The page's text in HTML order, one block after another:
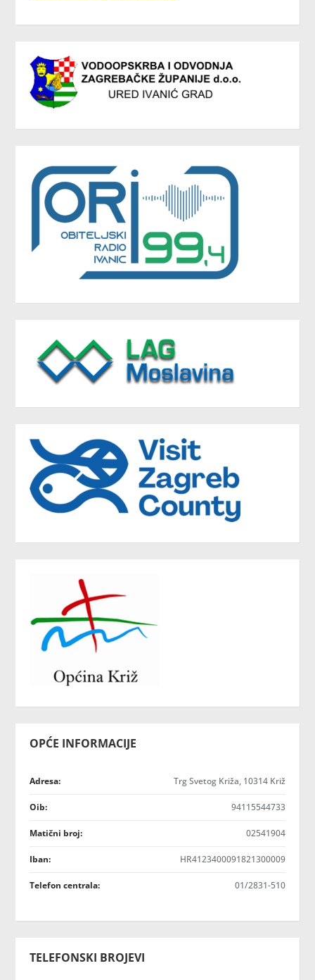
OPĆE INFORMACIJE
Adresa: Trg Svetog Križa, 10314 Križ
Oib: 94115544733
Matični broj: 02541904
Iban: HR4123400091821300009
Telefon centrala: 01/2831-510
TELEFONSKI BROJEVI